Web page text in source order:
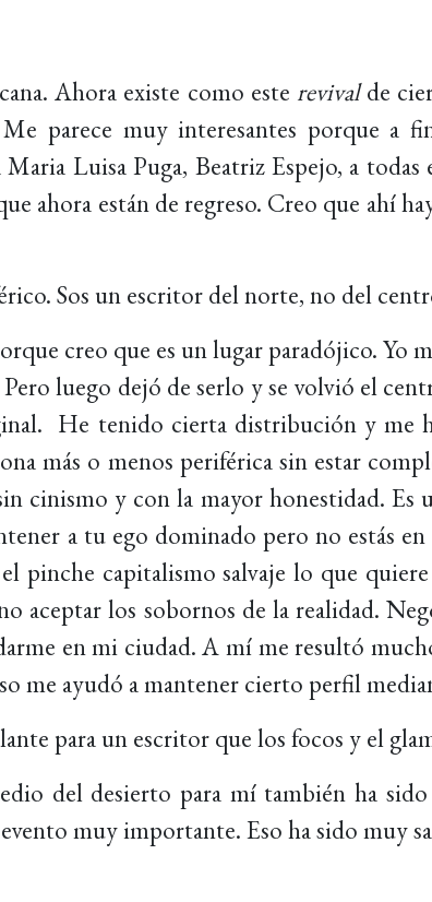
Ahora existe como este revivalde
parece muy interesantes porque a
Luisa Puga, Beatriz Espejo, a
ahora están de regreso. Creo que ahí
Sos un escritor del norte, no del
creo que es un lugar paradójico. Yo
luego dejó de serlo y se volvió el
He tenido cierta distribución y me
más o menos periférica sin estar
cinismo y con la mayor honestidad.
a tu ego dominado pero no estás
pinche capitalismo salvaje lo que
aceptar los sobornos de la realidad.
en mi ciudad. A mí me resultó
me ayudó a mantener cierto perfil
para un escritor que los focos y el
del desierto para mí también ha
muy importante. Eso ha sido muy